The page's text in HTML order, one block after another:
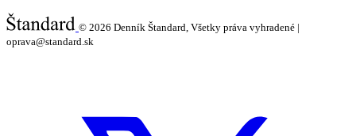
© 2026 Denník Štandard, Všetky práva vyhradené |
oprava@standard.sk